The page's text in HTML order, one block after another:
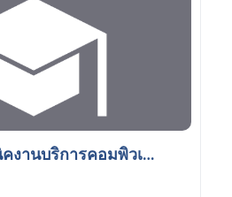
31909-2010 เทคนิคงานบริการคอมพิวเตอร์และระบบ IoT